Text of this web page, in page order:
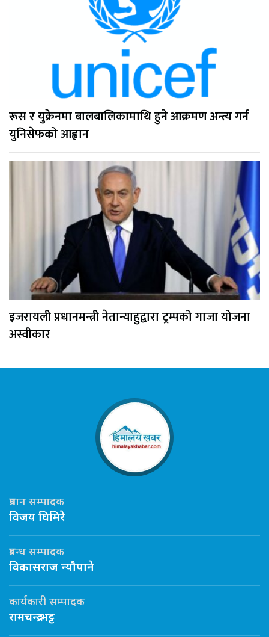
रूस र युक्रेनमा बालबालिकामाथि हुने आक्रमण अन्त्य गर्न
युनिसेफको आह्वान
इजरायली प्रधानमन्त्री नेतान्याहुद्वारा ट्रम्पको गाजा योजना
अस्वीकार
प्रधान सम्पादक
विजय घिमिरे
प्रबन्ध सम्पादक
विकासराज न्यौपाने
कार्यकारी सम्पादक
रामचन्द्र भट्ट